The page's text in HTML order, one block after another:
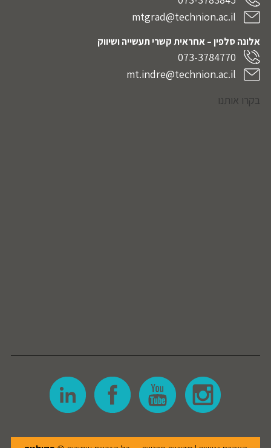
mtgrad@technion.ac.il
אלונה סלפין – אחראית קשרי תעשייה ושיווק
073-3784770
mt.indre@technion.ac.il
בקרו אותנו